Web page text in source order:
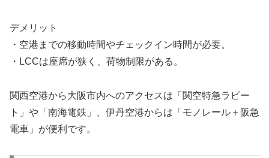
デメリット
・空港までの移動時間やチェックイン時間が必要。
・LCCは座席が狭く、荷物制限がある。
関西空港から大阪市内へのアクセスは「関空特急ラピー
ト」や「南海電鉄」、伊丹空港からは「モノレール＋阪急
電車」が便利です。